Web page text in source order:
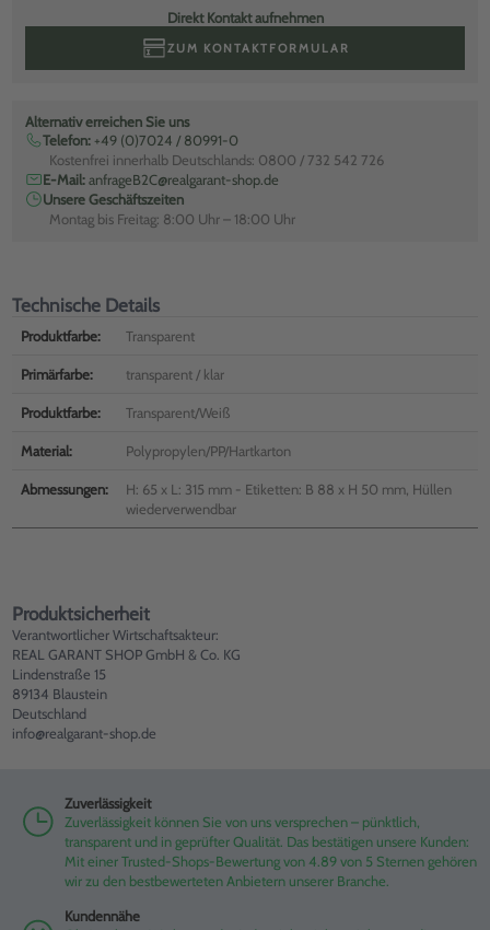
Direkt Kontakt aufnehmen
ZUM KONTAKTFORMULAR
Alternativ erreichen Sie uns
Telefon: +49 (0)7024 / 80991-0
Kostenfrei innerhalb Deutschlands: 0800 / 732 542 726
E-Mail:anfrageB2C@realgarant-shop.de
Unsere Geschäftszeiten
Montag bis Freitag: 8:00 Uhr – 18:00 Uhr
Technische Details
Produktfarbe: Transparent
Primärfarbe: transparent / klar
Produktfarbe: Transparent/Weiß
Material: Polypropylen/PP/Hartkarton
Abmessungen:
H: 65 x L: 315 mm - Etiketten: B 88 x H 50 mm, Hüllen
wiederverwendbar
Produktsicherheit
Verantwortlicher Wirtschaftsakteur:
REAL GARANT SHOP GmbH & Co. KG
Lindenstraße 15
89134 Blaustein
Deutschland
info@realgarant-shop.de
Zuverlässigkeit
Zuverlässigkeit können Sie von uns versprechen – pünktlich,
transparent und in geprüfter Qualität. Das bestätigen unsere Kunden:
Mit einer Trusted-Shops-Bewertung von 4.89 von 5 Sternen gehören
wir zu den bestbewerteten Anbietern unserer Branche.
Kundennähe